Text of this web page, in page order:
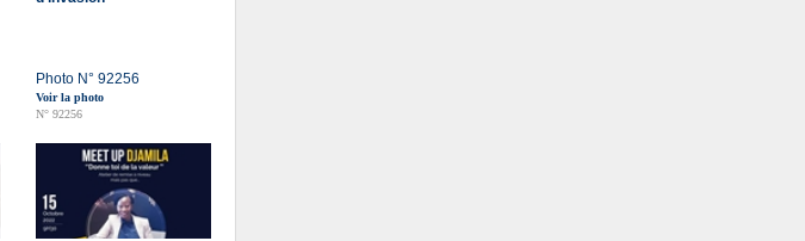
Photo N° 92256
Voir la photo
N° 92256